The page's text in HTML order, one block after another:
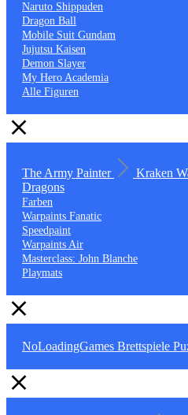
Naruto Shippuden
Dragon Ball
Mobile Suit Gundam
Jujutsu Kaisen
Demon Slayer
My Hero Academia
Alle Figuren
The Army Painter Kraken
Dragons
Farben
Warpaints Fanatic
Speedpaint
Warpaints Air
Masterclass: John Blanche
Playmats
NoLoadingGames Brettspiele